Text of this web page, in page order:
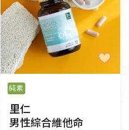
純素
里仁
男性綜合維他命